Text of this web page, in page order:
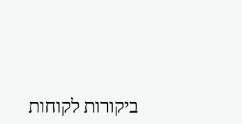
ביקורות לקוחות